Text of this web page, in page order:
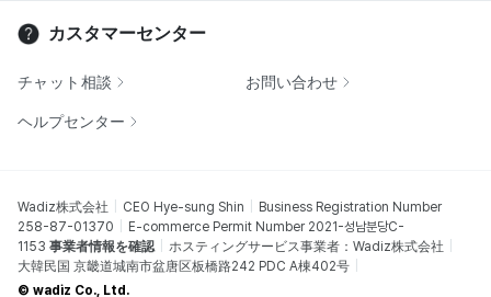
カスタマーセンター
チャット相談 お問い合わせ
ヘルプセンター
Wadiz株式会社 CEO Hye-sung Shin
Business Registration Number
258-87-01370
E-commerce Permit Number 2021-성남분당C-
1153 事業者情報を確認
ホスティングサービス事業者：Wadiz株式会社
大韓民国 京畿道城南市盆唐区板橋路242 PDC A棟402号
© wadiz Co., Ltd.